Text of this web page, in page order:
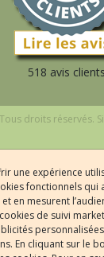
518 avis clients
droits réservés.
une expérience
fonctionnels
en mesurent
de suivi
En cliquant sur le